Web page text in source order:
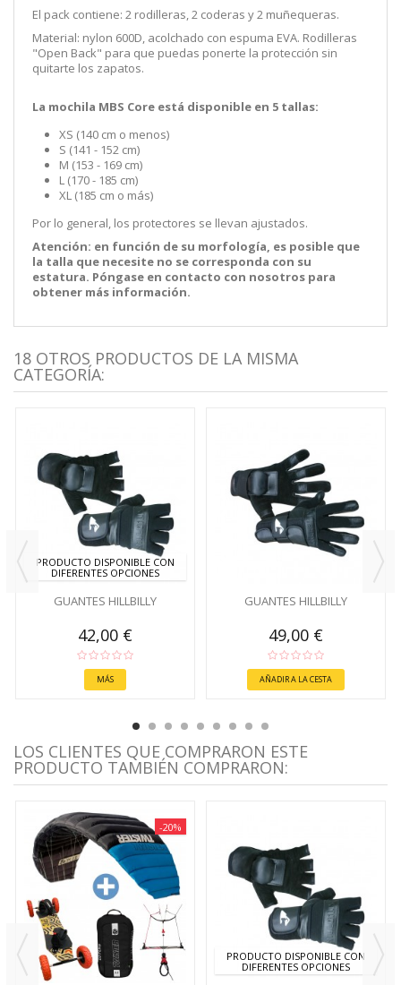
El pack contiene: 2 rodilleras, 2 coderas y 2 muñequeras.
Material: nylon 600D, acolchado con espuma EVA. Rodilleras
"Open Back" para que puedas ponerte la protección sin
quitarte los zapatos.
La mochila MBS Core está disponible en 5 tallas:
XS (140 cm o menos)
S (141 - 152 cm)
M (153 - 169 cm)
L (170 - 185 cm)
XL (185 cm o más)
Por lo general, los protectores se llevan ajustados.
Atención: en función de su morfología, es posible que
la talla que necesite no se corresponda con su
estatura. Póngase en contacto con nosotros para
obtener más información.
18 OTROS PRODUCTOS DE LA MISMA
CATEGORÍA:
PRODUCTO DISPONIBLE CON
DIFERENTES OPCIONES
GUANTES HILLBILLY
42,00 €
MÁS
GUANTES HILLBILLY
49,00 €
AÑADIR A LA CESTA
LOS CLIENTES QUE COMPRARON ESTE
PRODUCTO TAMBIÉN COMPRARON:
-20%
PRODUCTO DISPONIBLE CON
DIFERENTES OPCIONES